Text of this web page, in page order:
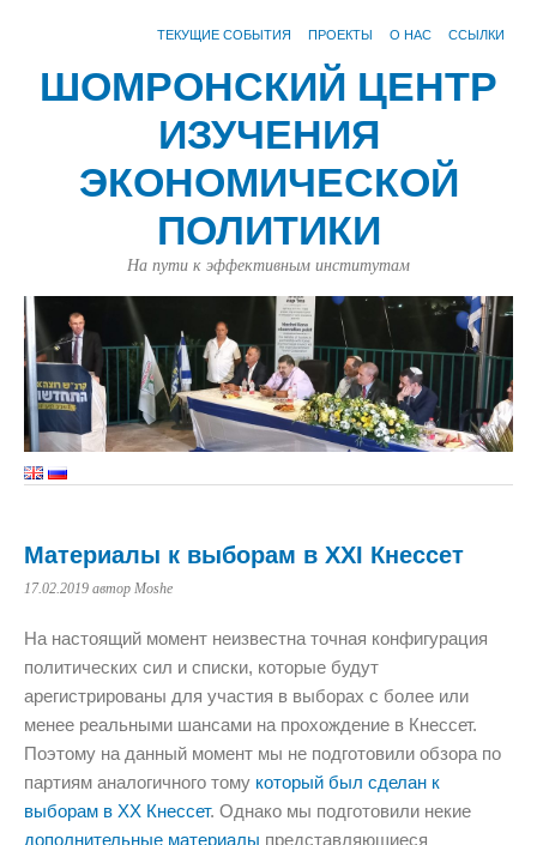
ТЕКУЩИЕ СОБЫТИЯ ПРОЕКТЫ О НАС ССЫЛКИ
ШОМРОНСКИЙ ЦЕНТР
ИЗУЧЕНИЯ
ЭКОНОМИЧЕСКОЙ
ПОЛИТИКИ
На пути к эффективным институтам
Материалы к выборам в XXI Кнессет
17.02.2019 автор Moshe
На настоящий момент неизвестна точная конфигурация
политических сил и списки, которые будут
арегистрированы для участия в выборах с более или
менее реальными шансами на прохождение в Кнессет.
Поэтому на данный момент мы не подготовили обзора по
партиям аналогичного тому который был сделан к
выборам в XX Кнессет. Однако мы подготовили некие
дополнительные материалы представляющиеся